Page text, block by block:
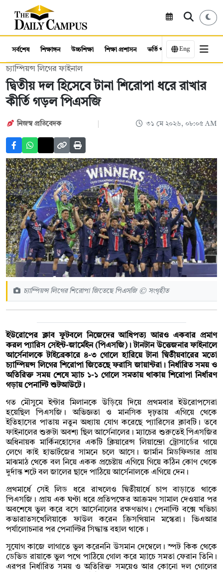
সর্বশেষ শিক্ষাঙ্গন উচ্চশিক্ষা শিক্ষা প্রশাসন ভর্তি পরীক্ষা কর্মসংস্থান
Eng
চ্যাম্পিয়ন্স লিগের ফাইনাল
দ্বিতীয় দল হিসেবে টানা শিরোপা ধরে রাখার
কীর্তি গড়ল পিএসজি
নিজস্ব প্রতিবেদক ৩১ মে ২০২৬, ০৮:০৫ AM
চ্যাম্পিয়ন্স লিগের শিরোপা জিতেছে পিএসজি © সংগৃহীত
ইউরোপের ক্লাব ফুটবলে নিজেদের আধিপত্য আরও একবার প্রমাণ
করল প্যারিস সেইন্ট-জার্মেইন (পিএসজি)। টানটান উত্তেজনার ফাইনালে
আর্সেনালকে টাইব্রেকারে ৪-৩ গোলে হারিয়ে টানা দ্বিতীয়বারের মতো
চ্যাম্পিয়ন্স লিগের শিরোপা জিতেছে ফরাসি জায়ান্টরা। নির্ধারিত সময় ও
অতিরিক্ত সময় শেষে ম্যাচ ১-১ গোলে সমতায় থাকায় শিরোপা নির্ধারণ
গড়ায় পেনাল্টি শুটআউটে।
গত মৌসুমে ইন্টার মিলানকে উড়িয়ে দিয়ে প্রথমবার ইউরোপসেরা
হয়েছিল পিএসজি। অভিজ্ঞতা ও মানসিক দৃঢ়তায় এগিয়ে থেকে
ইতিহাসের পাতায় নতুন অধ্যায় যোগ করেছে প্যারিসের ক্লাবটি। তবে
ফাইনালের শুরুটা অবশ্য ছিল আর্সেনালের। ম্যাচের শুরুতেই পিএসজির
অধিনায়ক মার্কিনহোসের একটি ক্লিয়ারেন্স লিয়ান্দ্রো ট্রোসার্ডের গায়ে
লেগে কাই হাভার্টজের সামনে চলে আসে। জার্মান মিডফিল্ডার প্রায়
মাঝমাঠ থেকে বল নিয়ে একক প্রচেষ্টায় এগিয়ে গিয়ে কঠিন কোণ থেকে
দুর্দান্ত শটে বল জালের ছাদে পাঠিয়ে আর্সেনালকে এগিয়ে দেন।
প্রথমার্ধে সেই লিড ধরে রাখলেও দ্বিতীয়ার্ধে চাপ বাড়াতে থাকে
পিএসজি। প্রায় এক ঘণ্টা ধরে প্রতিপক্ষের আক্রমণ সামাল দেওয়ার পর
অবশেষে ভুল করে বসে আর্সেনালের রক্ষণভাগ। পেনাল্টি বক্সে খভিচা
কভারাতসখেলিয়াকে ফাউল করেন ক্রিসথিয়ান মস্কেরা। ভিএআর
পর্যালোচনার পর পেনাল্টির সিদ্ধান্ত বহাল থাকে।
সুযোগ কাজে লাগাতে ভুল করেননি উসমান দেম্বেলে। স্পট কিক থেকে
ডেভিড রায়াকে ভুল পথে পাঠিয়ে গোল করে ম্যাচে সমতা ফেরান তিনি।
এরপর নির্ধারিত সময় ও অতিরিক্ত সময়েও আর কোনো দল গোলের